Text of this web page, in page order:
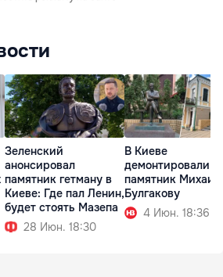
Зеленский
анонсировал
памятник гетману в
Киеве: Где пал Ленин,
будет стоять Мазепа
28 Июн. 18:30
В Киеве
демонтировали
памятник
Булгакову
4 Июн. 18:36